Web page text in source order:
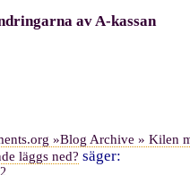
av A-kassan
»Blog Archive » Kilen
läggs ned? säger: